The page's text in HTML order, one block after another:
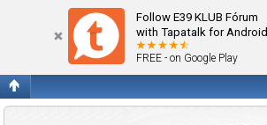
Follow E39 KLUB Fórum
with Tapatalk for Android
FREE - on Google Play
Az új F10